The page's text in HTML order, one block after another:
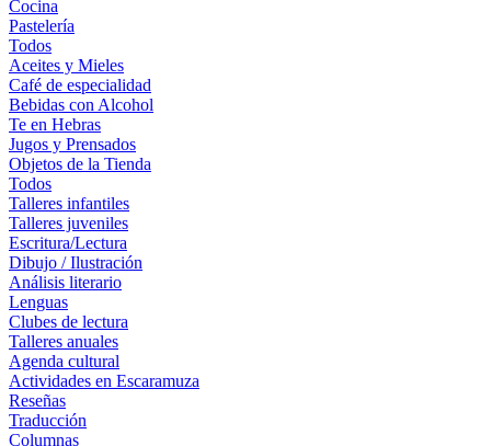
Cocina
Pastelería
Todos
Aceites y Mieles
Café de especialidad
Bebidas con Alcohol
Te en Hebras
Jugos y Prensados
Objetos de la Tienda
Todos
Talleres infantiles
Talleres juveniles
Escritura/Lectura
Dibujo / Ilustración
Análisis literario
Lenguas
Clubes de lectura
Talleres anuales
Agenda cultural
Actividades en Escaramuza
Reseñas
Traducción
Columnas